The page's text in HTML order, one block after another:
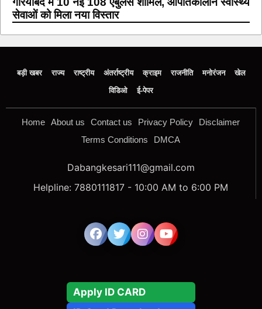
सेवाओं को मिला नया विस्तार
बड़ी खबर राज्य राष्ट्रीय अंतर्राष्ट्रीय क्राइम राजनीति मनोरंजन
खेल
विडिओ
ई-पेपर
Home About us Contact us Privacy Policy
Disclaimer
Terms Conditions
DMCA
Dabangkesari111@gmail.com
Helpline: 7880111817 - 10:00 AM to 6:00 PM
Apply ID CARD